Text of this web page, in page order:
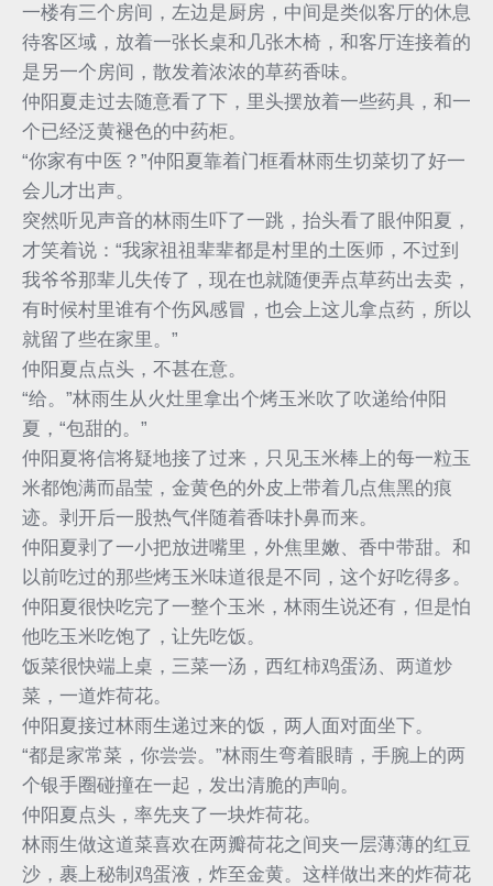
一楼有三个房间，左边是厨房，中间是类似客厅的休息
待客区域，放着一张长桌和几张木椅，和客厅连接着的
是另一个房间，散发着浓浓的草药香味。
仲阳夏走过去随意看了下，里头摆放着一些药具，和一
个已经泛黄褪色的中药柜。
“你家有中医？”仲阳夏靠着门框看林雨生切菜切了好一
会儿才出声。
突然听见声音的林雨生吓了一跳，抬头看了眼仲阳夏，
才笑着说：“我家祖祖辈辈都是村里的土医师，不过到
我爷爷那辈儿失传了，现在也就随便弄点草药出去卖，
有时候村里谁有个伤风感冒，也会上这儿拿点药，所以
就留了些在家里。”
仲阳夏点点头，不甚在意。
“给。”林雨生从火灶里拿出个烤玉米吹了吹递给仲阳
夏，“包甜的。”
仲阳夏将信将疑地接了过来，只见玉米棒上的每一粒玉
米都饱满而晶莹，金黄色的外皮上带着几点焦黑的痕
迹。剥开后一股热气伴随着香味扑鼻而来。
仲阳夏剥了一小把放进嘴里，外焦里嫩、香中带甜。和
以前吃过的那些烤玉米味道很是不同，这个好吃得多。
仲阳夏很快吃完了一整个玉米，林雨生说还有，但是怕
他吃玉米吃饱了，让先吃饭。
饭菜很快端上桌，三菜一汤，西红柿鸡蛋汤、两道炒
菜，一道炸荷花。
仲阳夏接过林雨生递过来的饭，两人面对面坐下。
“都是家常菜，你尝尝。”林雨生弯着眼睛，手腕上的两
个银手圈碰撞在一起，发出清脆的声响。
仲阳夏点头，率先夹了一块炸荷花。
林雨生做这道菜喜欢在两瓣荷花之间夹一层薄薄的红豆
沙，裹上秘制鸡蛋液，炸至金黄。这样做出来的炸荷花